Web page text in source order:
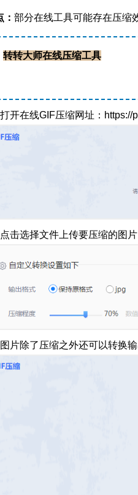
： 部分在线工具可能存在压缩
转转大师在线压缩工具
开在线GIF压缩网址：https://
击选择文件上传要压缩的图片
片除了压缩之外还可以转换